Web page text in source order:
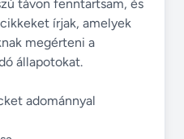
távon fenntartsam, és
írjak, amelyek
megérteni a
állapotokat.
adománnyal